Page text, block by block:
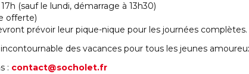
(sauf le lundi, démarrage à 13h30)
offerte)
prévoir leur pique-nique pour les journées complètes.
des vacances pour tous les jeunes
: contact@socholet.fr